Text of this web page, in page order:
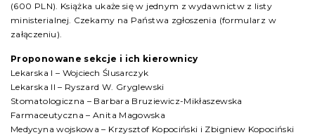
(600 PLN). Książka ukaże się w jednym z wydawnictw z listy
ministerialnej. Czekamy na Państwa zgłoszenia (formularz w
załączeniu).
Proponowane sekcje i ich kierownicy
Lekarska I – Wojciech Ślusarczyk
Lekarska II – Ryszard W. Gryglewski
Stomatologiczna – Barbara Bruziewicz-Mikłaszewska
Farmaceutyczna – Anita Magowska
Medycyna wojskowa – Krzysztof Kopociński i Zbigniew Kopociński